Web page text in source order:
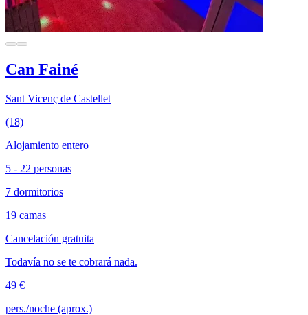
Can Fainé
Sant Vicenç de Castellet
(18)
Alojamiento entero
5 - 22 personas
7 dormitorios
19 camas
Cancelación gratuita
Todavía no se te cobrará nada.
49 €
pers./noche (aprox.)